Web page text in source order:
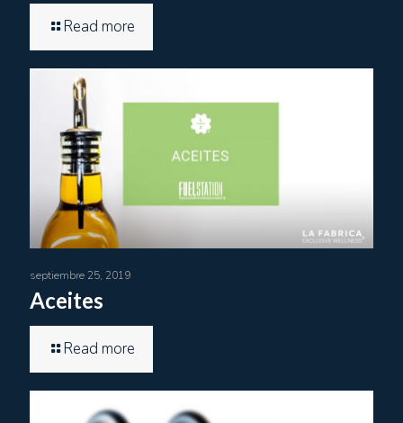
Read more
septiembre 25, 2019
Aceites
Read more